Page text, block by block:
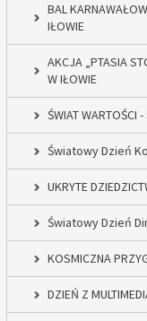
BAL
IŁOWIE
AKCJA „PTASIA
W IŁOWIE
ŚWIAT WARTOŚCI
Światowy Dzień
UKRYTE
Światowy Dzień
KOSMICZNA
DZIEŃ Z